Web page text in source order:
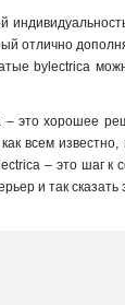
отлично
bylectrica
это хорошее
всем
– это шаг
и так